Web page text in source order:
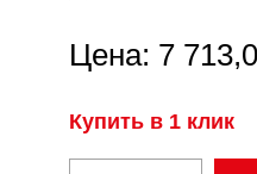
Цена: 7
Купить в 1 клик